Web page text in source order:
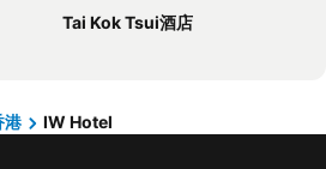
Tai Kok Tsui酒店
港 IW Hotel